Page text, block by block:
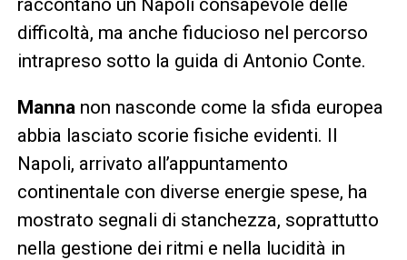
difficoltà, ma anche fiducioso nel percorso
intrapreso sotto la guida di Antonio Conte.
Manna non nasconde come la sfida europea
abbia lasciato scorie fisiche evidenti. Il
Napoli, arrivato all’appuntamento
continentale con diverse energie spese, ha
mostrato segnali di stanchezza, soprattutto
nella gestione dei ritmi e nella lucidità in